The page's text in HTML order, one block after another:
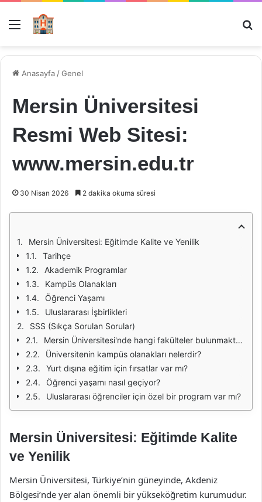
Menü
Anasayfa /Genel
Mersin Üniversitesi
Resmi Web Sitesi:
www.mersin.edu.tr
30 Nisan 2026 2 dakika okuma süresi
Mersin Üniversitesi: Eğitimde Kalite ve Yenilik
Tarihçe
Akademik Programlar
Kampüs Olanakları
Öğrenci Yaşamı
Uluslararası İşbirlikleri
SSS (Sıkça Sorulan Sorular)
Mersin Üniversitesi'nde hangi fakülteler bulunmaktadır?
Üniversitenin kampüs olanakları nelerdir?
Yurt dışına eğitim için fırsatlar var mı?
Öğrenci yaşamı nasıl geçiyor?
Uluslararası öğrenciler için özel bir program var mı?
Mersin Üniversitesi: Eğitimde Kalite
ve Yenilik
Mersin Üniversitesi, Türkiye’nin güneyinde, Akdeniz
Bölgesi’nde yer alan önemli bir yükseköğretim kurumudur.